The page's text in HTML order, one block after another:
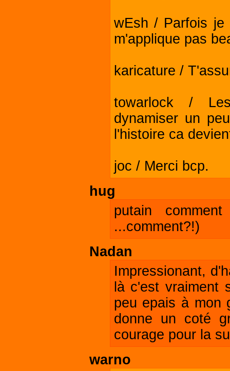
wEsh / Parfois
m'applique pas
karicature /
towarlock /
dynamiser un
l'histoire ca
joc / Merci bcp.
hug
putain
...comment?!)
Nadan
Impressionant,
là c'est vraiment
peu epais à mon
donne un coté
courage pour la
warno